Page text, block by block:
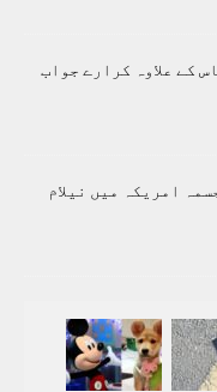
کے علاوہ کرارے جواب
امریکہ میں نیلام